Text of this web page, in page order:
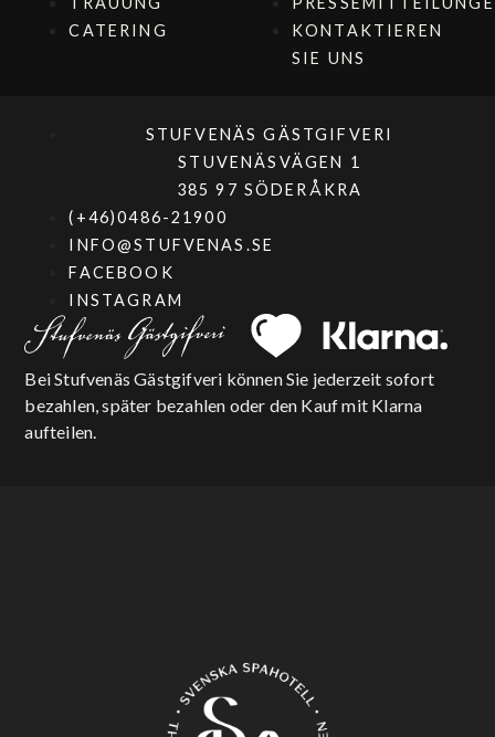
CATERING
KONTAKTIEREN
SIE UNS
STUFVENÄS GÄSTGIFVERI
STUVENÄSVÄGEN 1
385 97 SÖDERÅKRA
(+46)0486-21900
INFO@STUFVENAS.SE
FACEBOOK
INSTAGRAM
Bei Stufvenäs Gästgifveri können Sie jederzeit sofort
bezahlen, später bezahlen oder den Kauf mit Klarna
aufteilen.